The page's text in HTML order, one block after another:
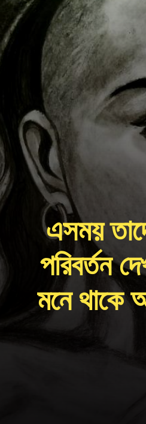
এসময়
পরিবর্তন
মনে থাকে